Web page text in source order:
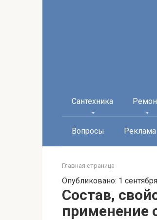
Сантехника
Вопросы Реклама
Главная страница
Опубликовано: 1
Состав,
применение